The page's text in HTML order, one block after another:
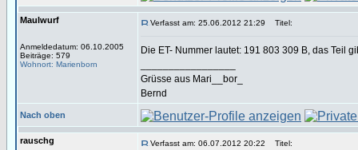
Maulwurf
Anmeldedatum: 06.10.2005
Beiträge: 579
Wohnort: Marienborn
Verfasst am: 25.06.2012 21:29 Titel:
Die ET- Nummer lautet: 191 803 309 B, das Teil
Grüsse aus Mari__bor_
Bernd
Nach oben
rauschg Verfasst am: 06.07.2012 20:22 Titel: